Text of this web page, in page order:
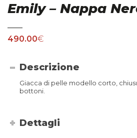
Emily – Nappa
490.00€
Descrizione
Giacca di pelle modello corto,
bottoni.
Dettagli